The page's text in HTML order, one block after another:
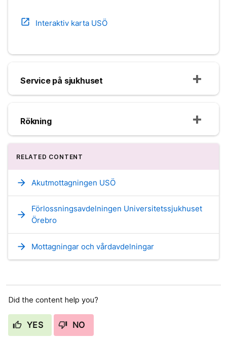
open_in_new Interaktiv karta USÖ
Service på sjukhuset
Rökning
RELATED CONTENT
arrow_forward Akutmottagningen USÖ
arrow_forward
Förlossningsavdelningen Universitetssjukhuset
Örebro
arrow_forward Mottagningar och vårdavdelningar
Did the content help you?
YES NO